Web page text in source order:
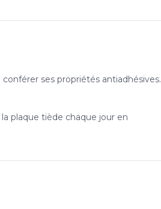
ses propriétés antiadhésives.
plaque tiède chaque jour en